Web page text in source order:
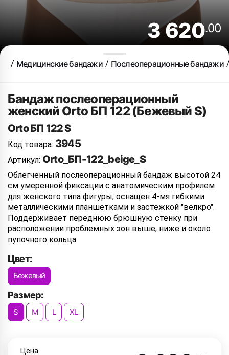
3 620.00
Медицинские бандажи Послеоперационные бандажи
Бандаж послеоперационный
женский Orto БП 122 (Бежевый S)
Orto БП 122 S
Код товара: 3945
Артикул: Orto_БП-122_beige_S
Облегченный послеоперационный бандаж высотой 24
см умеренной фиксации с анатомическим профилем
для женского типа фигуры, оснащен 4-мя гибкими
металлическими планшетками и застежкой "велкро".
Поддерживает переднюю брюшную стенку при
расположении проблемных зон выше, ниже и около
пупочного кольца.
Цвет:
Бежевый
Размер:
S M L XL
Цена